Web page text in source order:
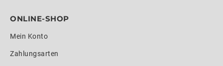
ONLINE-SHOP
Mein Konto
Zahlungsarten